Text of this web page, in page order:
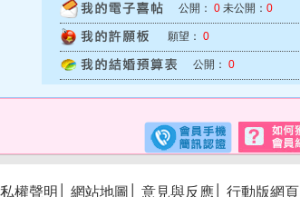
公開： 0 未公開： 0
願望： 0
公開： 0
權聲明 網站地圖 意見與反應 行動版網頁